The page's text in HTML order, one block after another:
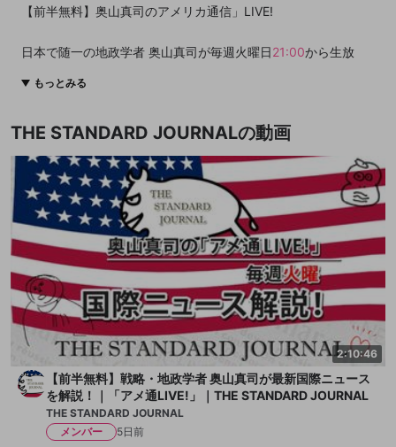
れているのか？政治、経済、カルチャー、
ゴシップまで取り扱います。戦略的思考
【前半無料】奥山真司のアメリカ通信」LIVE!
日本で随一の地政学者 奥山真司が毎週火曜日21:00から生放
日本国内メディアとは違った視点でトピックをチョイス。
アブナイ話も真面目な話も清濁併せ呑むw
タブーなき高尚な番組をお送りします。
まずは、このチャンネルのお気に入り登録をお願いします。
----------------------
★スタンダードジャーナル（THE STANDARD JOURNAL）
http://ch.nicovideo.jp/strategy2
-----------
▼奥山真司CDシリーズ
http://www.realist.jp/
-----------
▼『奥山真司Twitter／@masatheman』
https://twitter.com/masatheman
▼『Kenji Wada Twitter／@media_otb』
https://twitter.com/media_otb
もっとみる
THE STANDARD JOURNALの動画
2:10:46
【前半無料】戦略・地政学者 奥山真司が最新国際ニュース
を解説！｜「アメ通LIVE!」｜THE STANDARD JOURNAL
THE STANDARD JOURNAL
メンバー
5日前